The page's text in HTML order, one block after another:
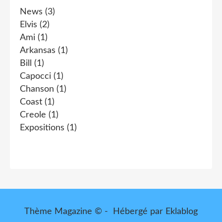
News (3)
Elvis (2)
Ami (1)
Arkansas (1)
Bill
(1)
Capocci (1)
Chanson (1)
Coast (1)
Creole (1)
Expositions (1)
Thème Magazine © - Hébergé par Eklablog